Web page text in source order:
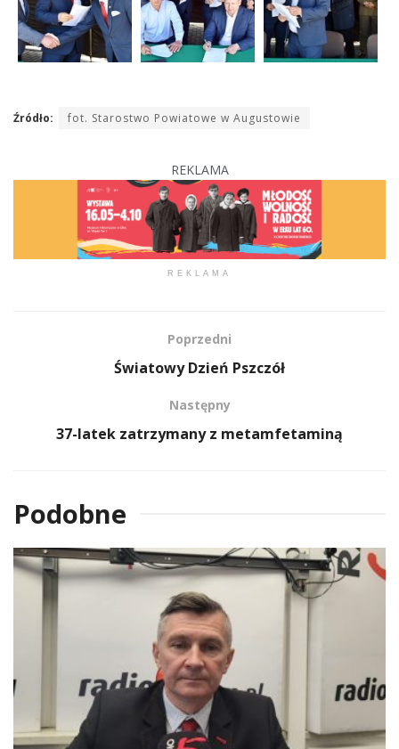
Źródło: fot. Starostwo Powiatowe w Augustowie
REKLAMA
REKLAMA
Poprzedni
Światowy Dzień Pszczół
Następny
37-latek zatrzymany z metamfetaminą
Podobne